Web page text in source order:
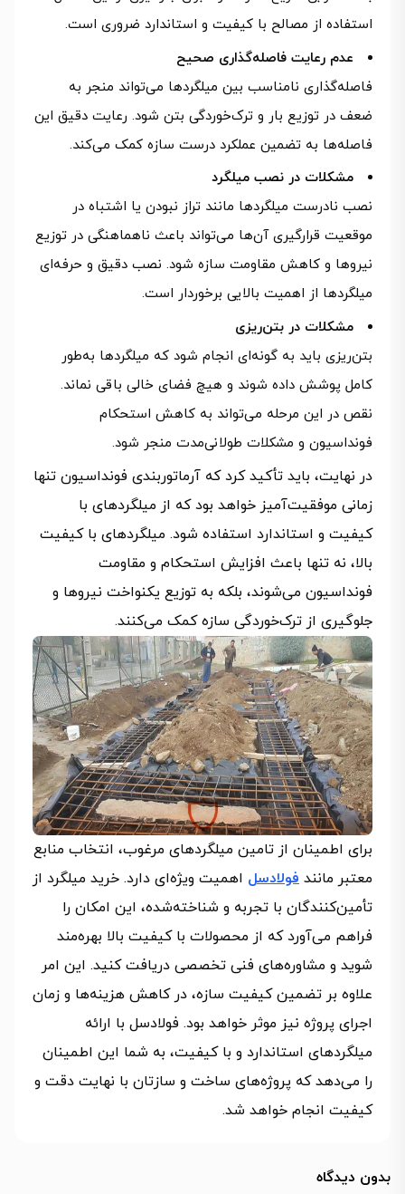
استفاده از مصالح با کیفیت و استاندارد ضروری است.
عدم رعایت فاصله‌گذاری صحیح
فاصله‌گذاری نامناسب بین میلگردها می‌تواند منجر به
ضعف در توزیع بار و ترک‌خوردگی بتن شود. رعایت دقیق این
فاصله‌ها به تضمین عملکرد درست سازه کمک می‌کند.
مشکلات در نصب میلگرد
نصب نادرست میلگردها مانند تراز نبودن یا اشتباه در
موقعیت قرارگیری آن‌ها می‌تواند باعث ناهماهنگی در توزیع
نیروها و کاهش مقاومت سازه شود. نصب دقیق و حرفه‌ای
میلگردها از اهمیت بالایی برخوردار است.
مشکلات در بتن‌ریزی
بتن‌ریزی باید به گونه‌ای انجام شود که میلگردها به‌طور
کامل پوشش داده شوند و هیچ فضای خالی باقی نماند.
نقص در این مرحله می‌تواند به کاهش استحکام
فونداسیون و مشکلات طولانی‌مدت منجر شود.
در نهایت، باید تأکید کرد که آرماتوربندی فونداسیون تنها
زمانی موفقیت‌آمیز خواهد بود که از میلگردهای با
کیفیت و استاندارد استفاده شود. میلگردهای با کیفیت
بالا، نه تنها باعث افزایش استحکام و مقاومت
فونداسیون می‌شوند، بلکه به توزیع یکنواخت نیروها و
جلوگیری از ترک‌خوردگی سازه کمک می‌کنند.
برای اطمینان از تامین میلگردهای مرغوب، انتخاب منابع
معتبر مانند فولادسل اهمیت ویژه‌ای دارد. خرید میلگرد از
تأمین‌کنندگان با تجربه و شناخته‌شده، این امکان را
فراهم می‌آورد که از محصولات با کیفیت بالا بهره‌مند
شوید و مشاوره‌های فنی تخصصی دریافت کنید. این امر
علاوه بر تضمین کیفیت سازه، در کاهش هزینه‌ها و زمان
اجرای پروژه نیز موثر خواهد بود. فولادسل با ارائه
میلگردهای استاندارد و با کیفیت، به شما این اطمینان
را می‌دهد که پروژه‌های ساخت و سازتان با نهایت دقت و
کیفیت انجام خواهد شد.
بدون دیدگاه